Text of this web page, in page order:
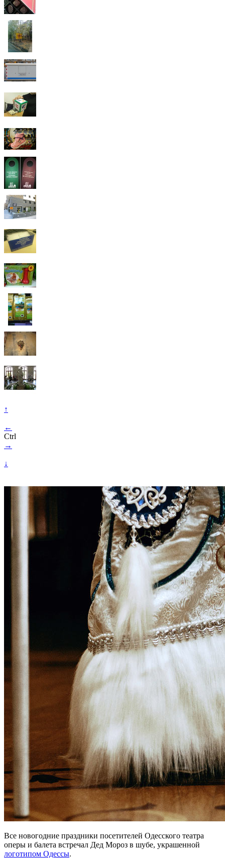
↑
←
Ctrl
→
↓
Все новогодние праздники посетителей Одесского театра
оперы и балета встречал Дед Мороз в шубе, украшенной
логотипом Одессы.